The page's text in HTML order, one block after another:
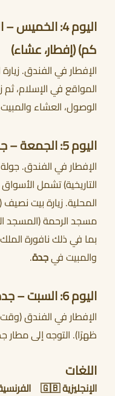
كم) (إفطار، عشاء)
الإفطار في الفندق.
المواقع في الإسلام، ثم
الوصول، العشاء
اليوم 5: الجمعة – جدة (إفطار، عشاء)
الإفطار في الفندق.
التاريخية) تشمل
المحلية. زيارة بيت
مسجد الرحمة (المسجد
بما في ذلك نافورة
والمبيت فيجدة.
اليوم 6: السبت – جدة (المغادرة) (إفطار)
ظهرًا). التوجه إلى مطار
اللغات
الإنجليزية 🇬🇧 الفرنسية 🇫🇷